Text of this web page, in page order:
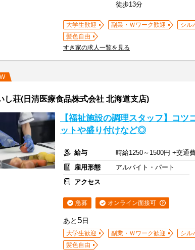
徒歩13分
大学生歓迎 副業・Ｗワーク歓迎 シル
髪色自由
すき家の求人一覧を見る
し荘(日清医療食品株式会社 北海道支店)
【福祉施設の調理スタッフ】コ
ットや盛り付けなど◎
給与
時給1250～1500円 +交通
雇用形態
アルバイト・パート
アクセス
急募 オンライン面接可
あと 5日
大学生歓迎 副業・Ｗワーク歓迎 シル
髪色自由